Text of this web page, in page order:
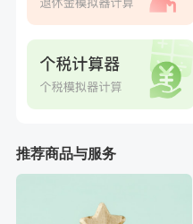
推荐商品与服务